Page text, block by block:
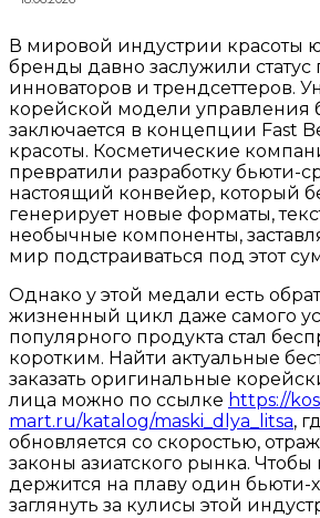
В мировой индустрии красоты
бренды давно заслужили статус
инноваторов и трендсеттеров.
корейской модели управления
заключается в концепции Fast
красоты. Косметические
превратили разработку бьюти-
настоящий конвейер, который
генерирует новые форматы,
необычные компоненты,
мир подстраиваться под этот
Однако у этой медали есть
жизненный цикл даже самого
популярного продукта стал
коротким. Найти актуальные
заказать оригинальные
лица можно по ссылке https://
mart.ru/katalog/maski_dlya_litsa,
обновляется со скоростью,
законы азиатского рынка. Чтобы
держится на плаву один бьюти-
заглянуть за кулисы этой